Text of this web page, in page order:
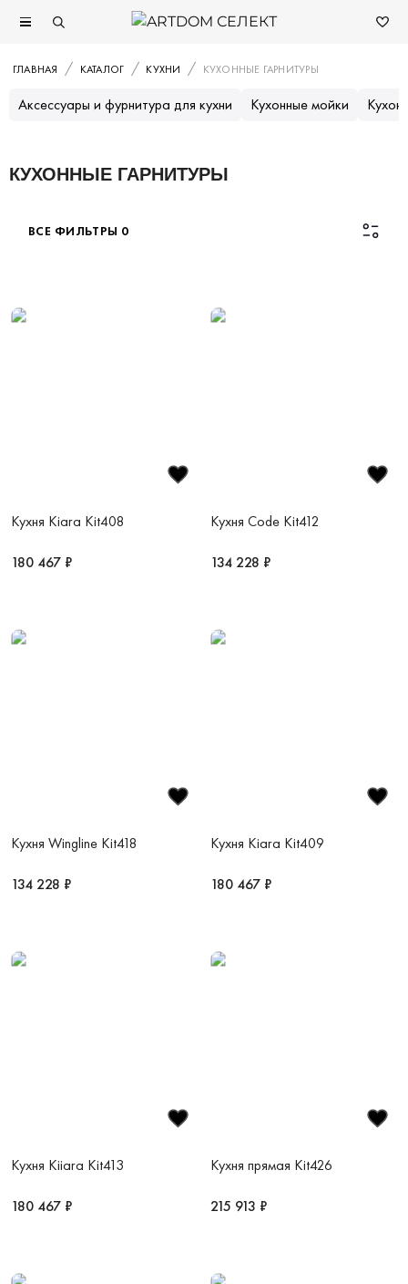
ГЛАВНАЯ КАТАЛОГ КУХНИ КУХОННЫЕ ГАРНИТУРЫ
Аксессуары и фурнитура для кухни Кухонные мойки
КУХОННЫЕ ГАРНИТУРЫ
ВСЕ ФИЛЬТРЫ 0
Кухня Kiara Kit408
180 467 ₽
Кухня Code Kit412
134 228 ₽
Кухня Wingline Kit418
134 228 ₽
Кухня Kiara Kit409
180 467 ₽
Кухня Kiiara Kit413
180 467 ₽
Кухня прямая Kit426
215 913 ₽